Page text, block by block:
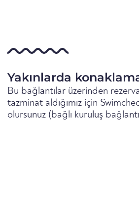
Yakınlarda
Bu bağlantılar üzerinden
tazminat aldığımız için
olursunuz (bağlı kuruluş